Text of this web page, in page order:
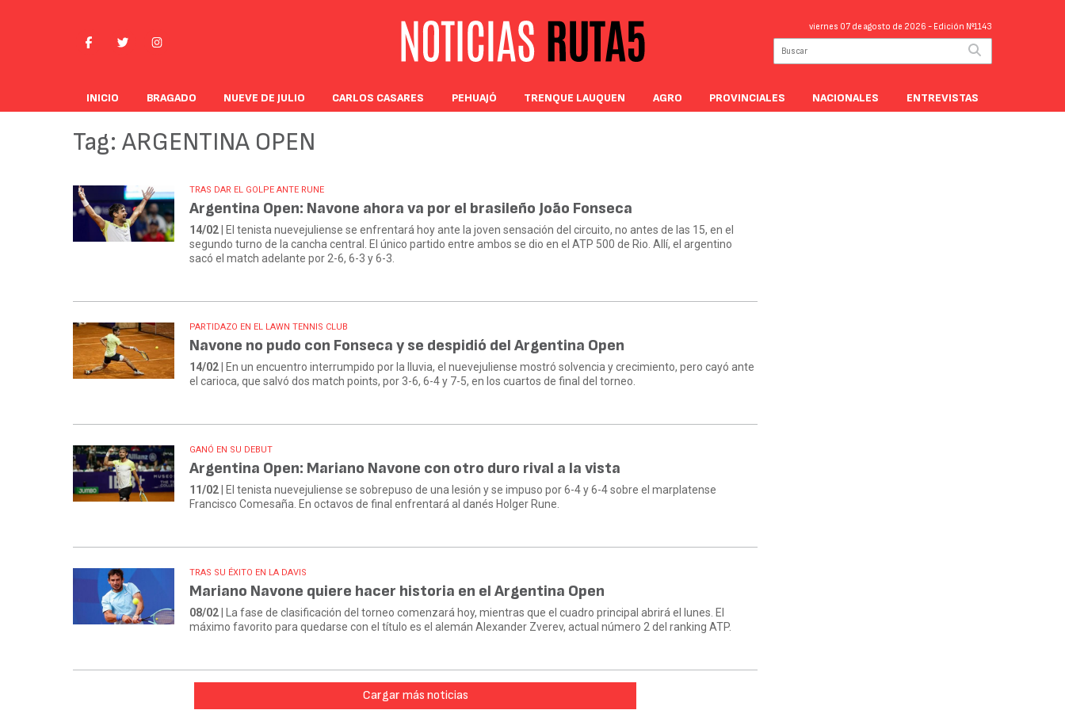
viernes 07 de agosto de 2026 - Edición Nº1143
INICIO BRAGADO NUEVE DE JULIO CARLOS CASARES PEHUAJÓ TRENQUE LAUQUEN AGRO PROVINCIALES NACIONALES ENTREVISTAS
Tag: ARGENTINA OPEN
TRAS DAR EL GOLPE ANTE RUNE
Argentina Open: Navone ahora va por el brasileño João Fonseca
14/02 | El tenista nuevejuliense se enfrentará hoy ante la joven sensación del circuito, no antes de las 15, en el
segundo turno de la cancha central. El único partido entre ambos se dio en el ATP 500 de Rio. Allí, el argentino
sacó el match adelante por 2-6, 6-3 y 6-3.
PARTIDAZO EN EL LAWN TENNIS CLUB
Navone no pudo con Fonseca y se despidió del Argentina Open
14/02 | En un encuentro interrumpido por la lluvia, el nuevejuliense mostró solvencia y crecimiento, pero cayó ante
el carioca, que salvó dos match points, por 3-6, 6-4 y 7-5, en los cuartos de final del torneo.
GANÓ EN SU DEBUT
Argentina Open: Mariano Navone con otro duro rival a la vista
11/02 | El tenista nuevejuliense se sobrepuso de una lesión y se impuso por 6-4 y 6-4 sobre el marplatense
Francisco Comesaña. En octavos de final enfrentará al danés Holger Rune.
TRAS SU ÉXITO EN LA DAVIS
Mariano Navone quiere hacer historia en el Argentina Open
08/02 | La fase de clasificación del torneo comenzará hoy, mientras que el cuadro principal abrirá el lunes. El
máximo favorito para quedarse con el título es el alemán Alexander Zverev, actual número 2 del ranking ATP.
Cargar más noticias